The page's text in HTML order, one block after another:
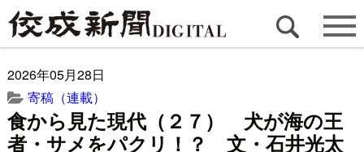
2026年05月28日
寄稿（連載）
食から見た現代（２７） 犬が海の王
者・サメをパクリ！？ 文・石井光太